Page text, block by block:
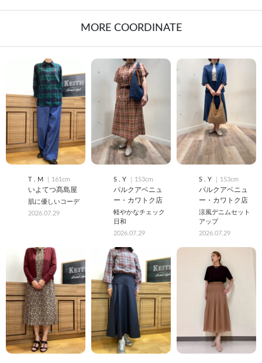
MORE COORDINATE
T . M ｜161cm
いよてつ髙島屋
肌に優しいコーデ
2026.07.29
S . Y ｜153cm
パルクアベニュ
ー・カワトク店
軽やかなチェック
日和
2026.07.29
S . Y ｜153cm
パルクアベニュ
ー・カワトク店
涼風デニムセット
アップ
2026.07.29